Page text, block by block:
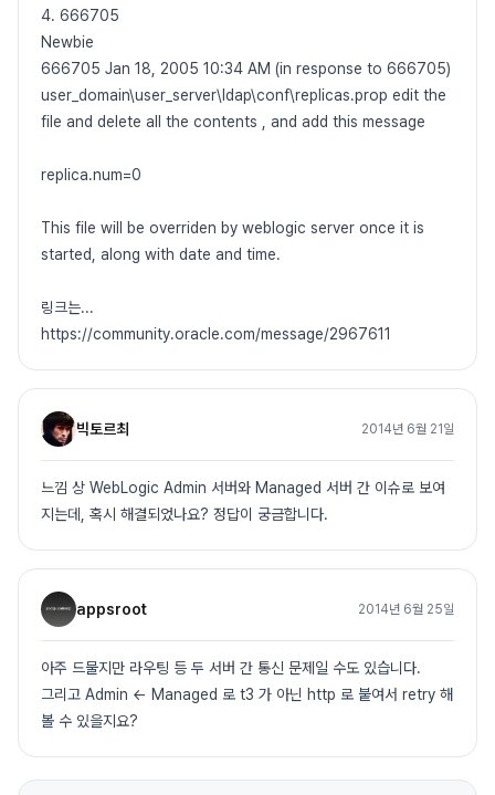
4. 666705
Newbie
666705 Jan 18, 2005 10:34 AM (in response to 666705)
user_domain\user_server\ldap\conf\replicas.prop edit the
file and delete all the contents , and add this message
replica.num=0
This file will be overriden by weblogic server once it is
started, along with date and time.
링크는...
https://community.oracle.com/message/2967611
빅토르최 2014년 6월 21일
느낌 상 WebLogic Admin 서버와 Managed 서버 간 이슈로 보여
지는데, 혹시 해결되었나요? 정답이 궁금합니다.
appsroot 2014년 6월 25일
아주 드물지만 라우팅 등 두 서버 간 통신 문제일 수도 있습니다.
그리고 Admin <- Managed 로 t3 가 아닌 http 로 붙여서 retry 해
볼 수 있을지요?